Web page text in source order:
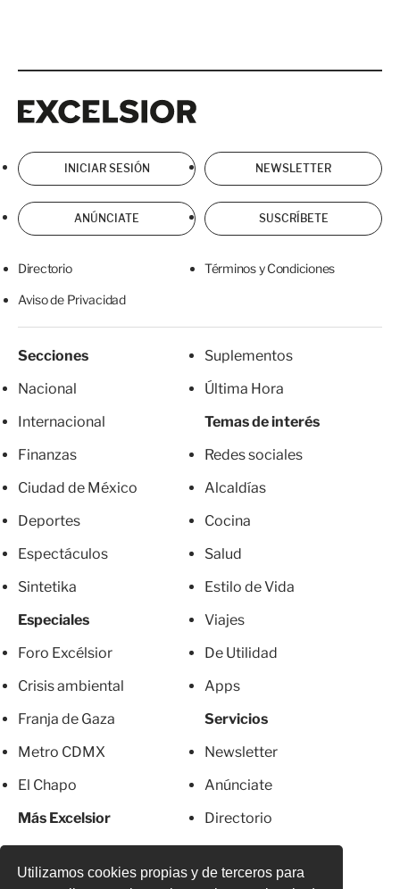
Utilizamos cookies propias y de terceros para
INICIAR SESIÓN NEWSLETTER
ANÚNCIATE SUSCRÍBETE
Directorio Términos y Condiciones
Aviso de Privacidad
Secciones
Nacional
Internacional
Finanzas
Ciudad de México
Deportes
Espectáculos
Sintetika
Especiales
Foro Excélsior
Crisis ambiental
Franja de Gaza
Metro CDMX
El Chapo
Más Excelsior
Mujeres
Suplementos
Última Hora
Temas de interés
Redes sociales
Alcaldías
Cocina
Salud
Estilo de Vida
Viajes
De Utilidad
Apps
Servicios
Newsletter
Anúnciate
Directorio
Suscripciones